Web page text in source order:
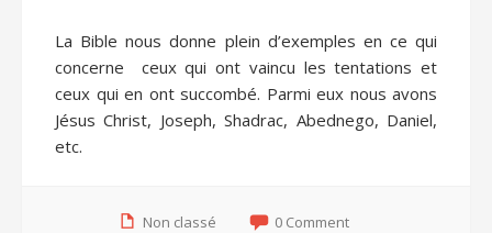
La Bible nous donne plein d’exemples en ce qui
concerne ceux qui ont vaincu les tentations et
ceux qui en ont succombé. Parmi eux nous avons
Jésus Christ, Joseph, Shadrac, Abednego, Daniel,
etc.
Non classé 0 Comment